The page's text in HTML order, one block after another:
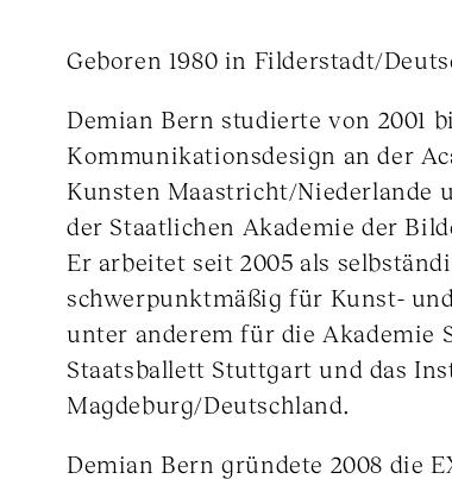
Geboren 1980 in Filderstadt/
Demian Bern studierte von 2001
Kommunikationsdesign an der
Kunsten Maastricht/Niederlande
der Staatlichen Akademie der
Er arbeitet seit 2005 als
schwerpunktmäßig für Kunst-
unter anderem für die Akademie
Staatsballett Stuttgart und das
Magdeburg/Deutschland.
Demian Bern gründete 2008 die